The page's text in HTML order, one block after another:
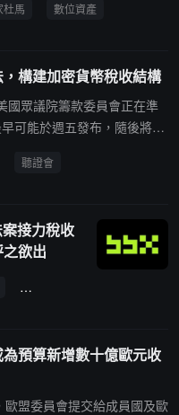
數位貨幣及境外數位權利資
挖礦外，涉及數位資產的對
基，境外數位權利資產也將
羅斯國家杜馬預算與稅收委
直接代扣個人所得稅。若最
杜馬 數位資產
構建加密貨幣稅收結構
國眾議院籌款委員會正在準
可能於週五發布，隨後將在
一過程。該委員會預計將發
內企業納稅的安全港，以及
聽證會
接力稅收
欲出
數位資產
預算新增數十億歐元收
盟委員會提交給成員國及歐